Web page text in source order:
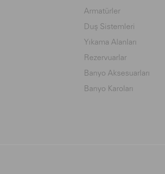
Armatürler
Duş Sistemleri
Yıkama Alanları
Rezervuarlar
Banyo Aksesuarları
Banyo Karoları